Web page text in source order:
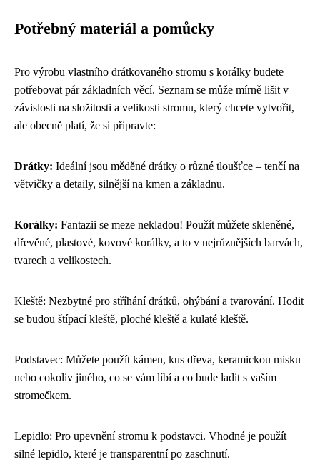
Potřebný materiál a pomůcky
Pro výrobu vlastního drátkovaného stromu s korálky budete
potřebovat pár základních věcí. Seznam se může mírně lišit v
závislosti na složitosti a velikosti stromu, který chcete vytvořit,
ale obecně platí, že si připravte:
Drátky: Ideální jsou měděné drátky o různé tloušťce – tenčí na
větvičky a detaily, silnější na kmen a základnu.
Korálky: Fantazii se meze nekladou! Použít můžete skleněné,
dřevěné, plastové, kovové korálky, a to v nejrůznějších barvách,
tvarech a velikostech.
Kleště: Nezbytné pro stříhání drátků, ohýbání a tvarování. Hodit
se budou štípací kleště, ploché kleště a kulaté kleště.
Podstavec: Můžete použít kámen, kus dřeva, keramickou misku
nebo cokoliv jiného, co se vám líbí a co bude ladit s vaším
stromečkem.
Lepidlo: Pro upevnění stromu k podstavci. Vhodné je použít
silné lepidlo, které je transparentní po zaschnutí.